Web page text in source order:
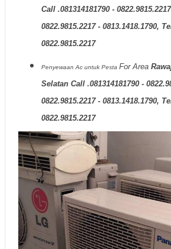
Call .081314181790 -
0822.9815.2217 - 0813.1418.1790,
0822.9815.2217
Penyewaan Ac untuk Pesta For Area
Selatan Call .081314181790 -
0822.9815.2217 - 0813.1418.1790,
0822.9815.2217